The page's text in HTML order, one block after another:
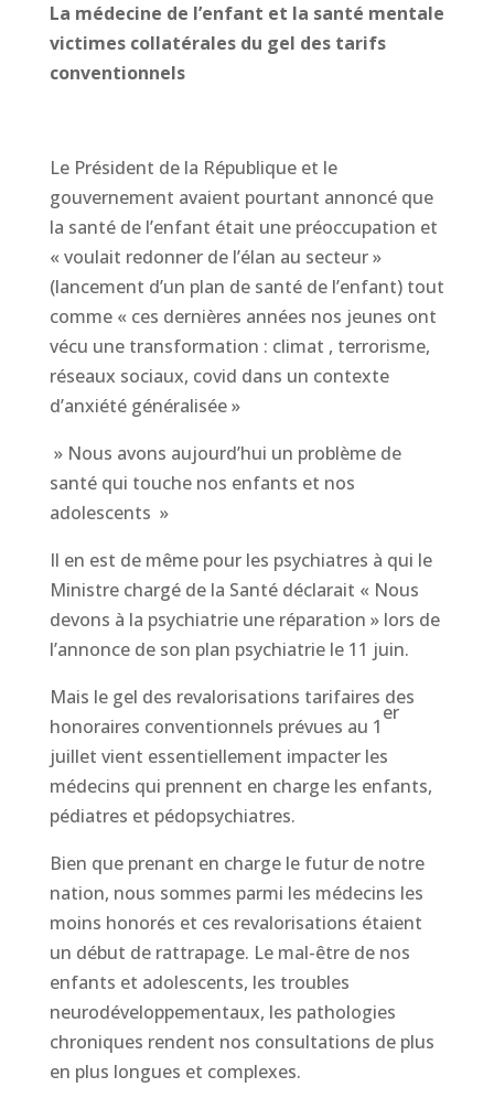
La médecine de l’enfant et la santé mentale
victimes collatérales du gel des tarifs
conventionnels
Le Président de la République et le
gouvernement avaient pourtant annoncé que
la santé de l’enfant était une préoccupation et
« voulait redonner de l’élan au secteur »
(lancement d’un plan de santé de l’enfant) tout
comme « ces dernières années nos jeunes ont
vécu une transformation : climat , terrorisme,
réseaux sociaux, covid dans un contexte
d’anxiété généralisée »
» Nous avons aujourd’hui un problème de
santé qui touche nos enfants et nos
adolescents »
Il en est de même pour les psychiatres à qui le
Ministre chargé de la Santé déclarait « Nous
devons à la psychiatrie une réparation » lors de
l’annonce de son plan psychiatrie le 11 juin.
Mais le gel des revalorisations tarifaires des
honoraires conventionnels prévues au 1
er
juillet vient essentiellement impacter les
médecins qui prennent en charge les enfants,
pédiatres et pédopsychiatres.
Bien que prenant en charge le futur de notre
nation, nous sommes parmi les médecins les
moins honorés et ces revalorisations étaient
un début de rattrapage. Le mal-être de nos
enfants et adolescents, les troubles
neurodéveloppementaux, les pathologies
chroniques rendent nos consultations de plus
en plus longues et complexes.